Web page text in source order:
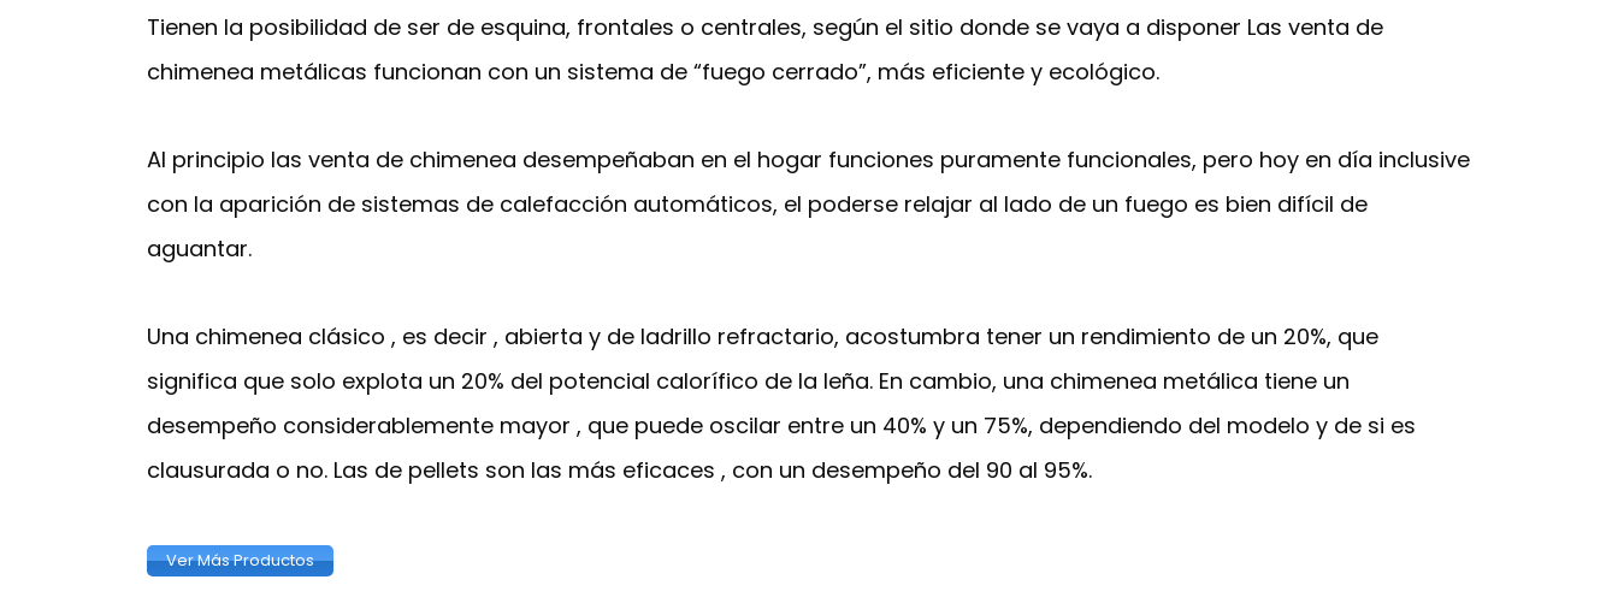
Tienen la posibilidad de ser de esquina, frontales o centrales, según el sitio donde se vaya a disponer Las venta de
chimenea metálicas funcionan con un sistema de “fuego cerrado”, más eficiente y ecológico.
Al principio las venta de chimenea desempeñaban en el hogar funciones puramente funcionales, pero hoy en día inclusive
con la aparición de sistemas de calefacción automáticos, el poderse relajar al lado de un fuego es bien difícil de
aguantar.
Una chimenea clásico , es decir , abierta y de ladrillo refractario, acostumbra tener un rendimiento de un 20%, que
significa que solo explota un 20% del potencial calorífico de la leña. En cambio, una chimenea metálica tiene un
desempeño considerablemente mayor , que puede oscilar entre un 40% y un 75%, dependiendo del modelo y de si es
clausurada o no. Las de pellets son las más eficaces , con un desempeño del 90 al 95%.
Ver Más Productos